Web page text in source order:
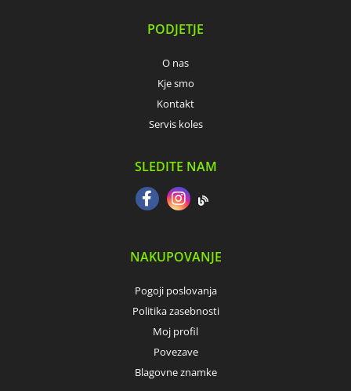
PODJETJE
O nas
Kje smo
Kontakt
Servis koles
SLEDITE NAM
NAKUPOVANJE
Pogoji poslovanja
Politika zasebnosti
Moj profil
Povezave
Blagovne znamke